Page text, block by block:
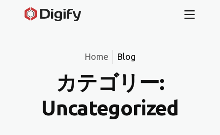
Home Blog
カテゴリー:
Uncategorized